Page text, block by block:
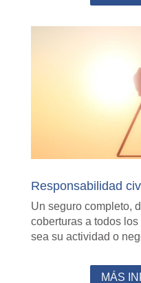
Responsabilidad
Un seguro completo,
coberturas a todos
sea su actividad o
MÁS